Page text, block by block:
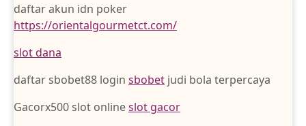
daftar akun idn poker
https://orientalgourmetct.com/
slot dana
daftar sbobet88 login sbobet judi bola terpercaya
Gacorx500 slot onlineslot gacor